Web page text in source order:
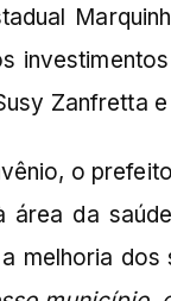
Zanfretta
o
área da
melhoria